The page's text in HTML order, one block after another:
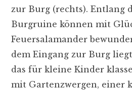
zur Burg (rechts). Entlang
Burgruine können mit
Feuersalamander
dem Eingang zur Burg
das für kleine Kinder
mit Gartenzwergen, einer